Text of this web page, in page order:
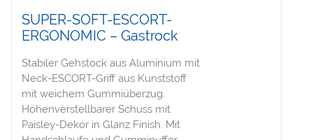
SUPER-SOFT-ESCORT-
ERGONOMIC – Gastrock
Stabiler Gehstock aus Aluminium mit
Neck-ESCORT-Griff aus Kunststoff
mit weichem Gummiüberzug.
Höhenverstellbarer Schuss mit
Paisley-Dekor in Glanz Finish. Mit